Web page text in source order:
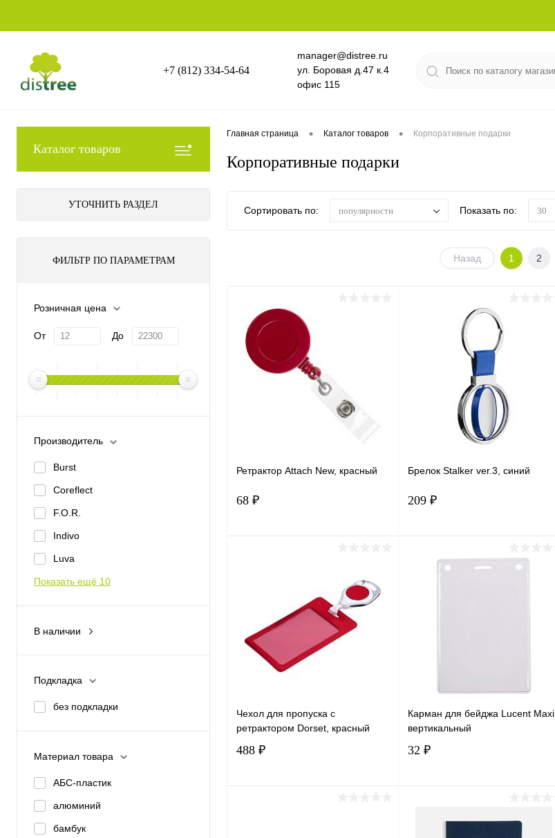
+7 (812) 334-54-64
manager@distree.ru
ул. Боровая д.47 к.4
офис 115
Каталог товаров
УТОЧНИТЬ РАЗДЕЛ
ФИЛЬТР ПО ПАРАМЕТРАМ
Розничная цена
От До
Производитель
Burst
Coreflect
F.O.R.
Indivo
Luva
Показать ещё 10
В наличии
Подкладка
без подкладки
Материал товара
АБС-пластик
алюминий
бамбук
Главная страница • Каталог товаров • Корпоративные подарки
Корпоративные подарки
Сортировать по: популярности Показать по: 30
Назад 1 2
Ретрактор Attach New, красный
68 ₽
Купить в 1 клик Сравнение
В избранное В наличии
Брелок Stalker ver.3, синий
209 ₽
В корзину
Чехол для пропуска с
ретрактором Dorset, красный
488 ₽
Карман для бейджа Lucent Maxi,
вертикальный
32 ₽